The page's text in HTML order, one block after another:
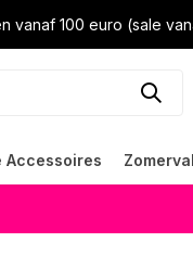
vanaf 100 euro (sale
Accessoires